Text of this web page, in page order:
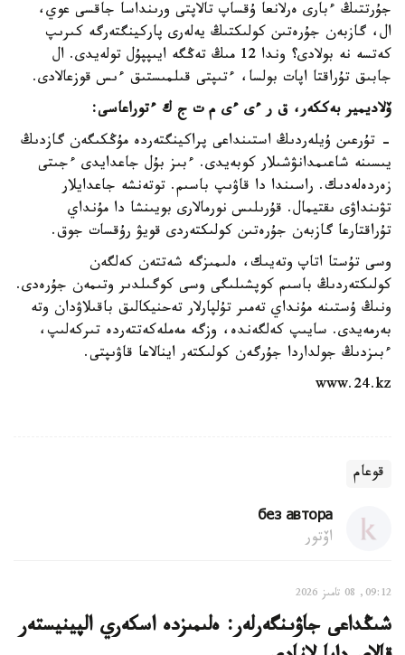
جۇرتتىڭ ءبارى ەرلانعا ۇقساپ تالاپتى ورىنداسا جاقسى عوي،
ال، گازبەن جۇرەتىن كولىكتىڭ يەلەرى پاركينگتەرگە كىرىپ
كەتسە نە بولادى؟ وندا 12 مىڭ تەڭگە ايىپپۇل تولەيدى. ال
جابىق تۇراقتا اپات بولسا، ءتىپتى قىلمىستىق ءىس قوزعالادى.
ۆلاديمير بەككەر، ق ر ءى ءى م ت ج ك ءتوراعاسى:
- تۇرعىن ۇيلەردىڭ استىنداعى پراكينگتەردە مۇڭكىگەن گازدىڭ
يىسىنە شاعىمدانۋشىلار كوبەيدى. ءبىز بۇل جاعدايدى ءجىتى
زەردەلەدىك. راسىندا دا قاۋىپ باسىم. توتەنشە جاعدايلار
تۋىنداۋى ىقتيمال. قۇرىلىس نورمالارى بويىنشا دا مۇنداي
تۇراقتارعا گازبەن جۇرەتىن كولىكتەردى قويۋ رۇقسات جوق.
وسى تۇستا اتاپ وتەيىك، ەلىمىزگە شەتتەن كەلگەن
كولىكتەردىڭ باسىم كوپشىلىگى وسى كوگىلدىر وتىمەن جۇرەدى.
ونىڭ ۇستىنە مۇنداي تەمىر تۇلپارلار تەحنيكالىق باقىلاۋدان وتە
بەرمەيدى. سايىپ كەلگەندە، وزگە مەملەكەتتەردە تىركەلىپ،
ءبىزدىڭ جولداردا جۇرگەن كولىكتەر اينالاعا قاۋىپتى.
www.24.kz
قوعام
без автора
اۆتور
09:12, 08 تامىز 2026
شىڭداعى جاۋىنگەرلەر: ەلىمىزدە اسكەري الپينيستەر